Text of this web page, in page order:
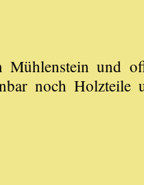
und
noch Holzteile